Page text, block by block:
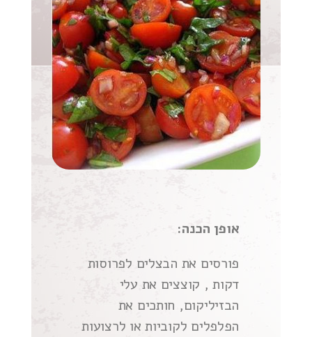
אופן הכנה:
פורסים את הבצלים לפרוסות
דקות , קוצצים את עלי
הבזיליקום, חותכים את
הפלפלים לקוביות או לרצועות